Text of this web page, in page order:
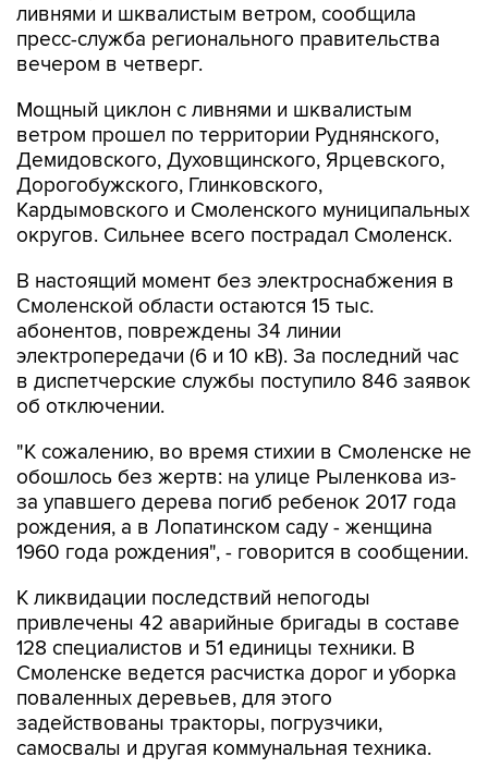
ливнями и шквалистым ветром, сообщила
пресс-служба регионального правительства
вечером в четверг.
Мощный циклон с ливнями и шквалистым
ветром прошел по территории Руднянского,
Демидовского, Духовщинского, Ярцевского,
Дорогобужского, Глинковского,
Кардымовского и Смоленского муниципальных
округов. Сильнее всего пострадал Смоленск.
В настоящий момент без электроснабжения в
Смоленской области остаются 15 тыс.
абонентов, повреждены 34 линии
электропередачи (6 и 10 кВ). За последний час
в диспетчерские службы поступило 846 заявок
об отключении.
"К сожалению, во время стихии в Смоленске не
обошлось без жертв: на улице Рыленкова из-
за упавшего дерева погиб ребенок 2017 года
рождения, а в Лопатинском саду - женщина
1960 года рождения", - говорится в сообщении.
К ликвидации последствий непогоды
привлечены 42 аварийные бригады в составе
128 специалистов и 51 единицы техники. В
Смоленске ведется расчистка дорог и уборка
поваленных деревьев, для этого
задействованы тракторы, погрузчики,
самосвалы и другая коммунальная техника.